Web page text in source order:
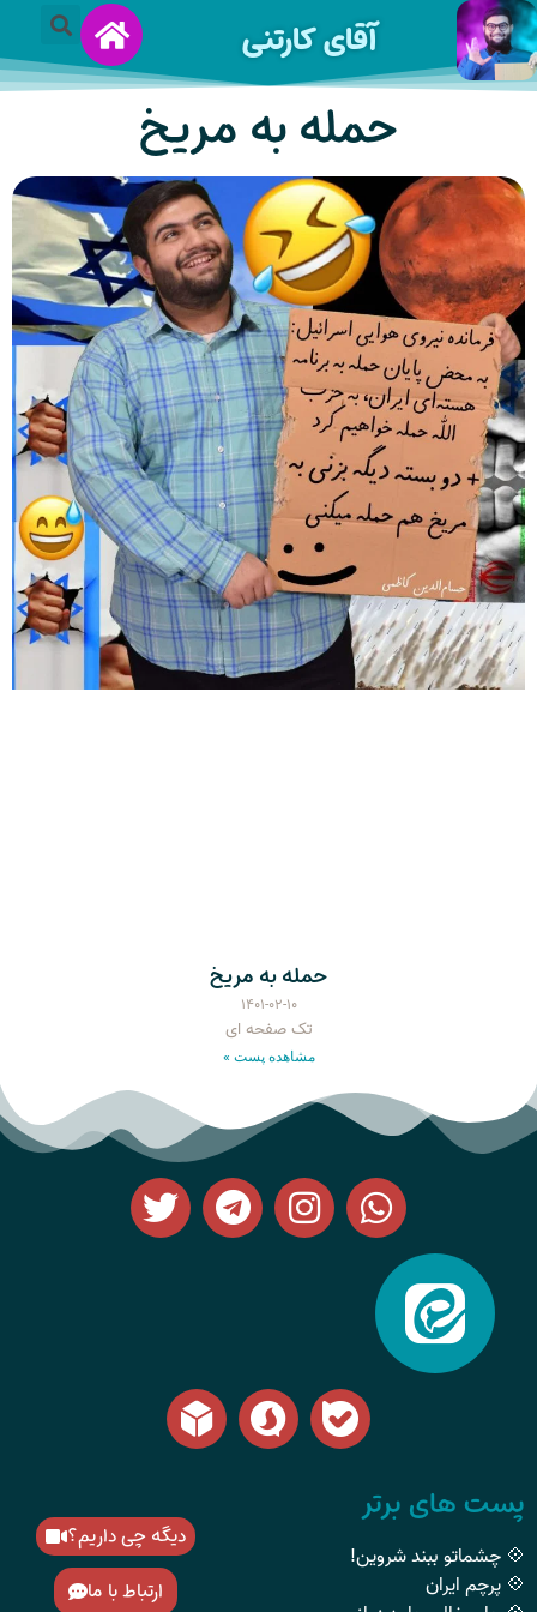
آقای کارتنی
حمله به مریخ
حمله به مریخ
۱۴۰۱-۰۲-۱۰
تک صفحه ای
مشاهده پست »
پست های برتر
💠 چشماتو ببند شروین!
💠 پرچم ایران
دیگه چی داریم؟
ارتباط با ما